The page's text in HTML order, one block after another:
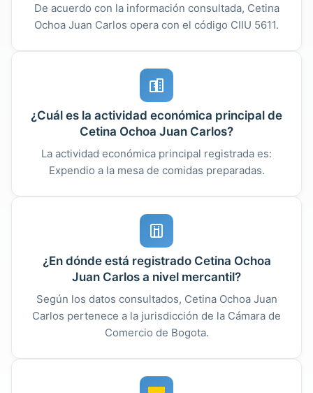
De acuerdo con la información consultada, Cetina
Ochoa Juan Carlos opera con el código CIIU 5611.
¿Cuál es la actividad económica principal de
Cetina Ochoa Juan Carlos?
La actividad económica principal registrada es:
Expendio a la mesa de comidas preparadas.
¿En dónde está registrado Cetina Ochoa
Juan Carlos a nivel mercantil?
Según los datos consultados, Cetina Ochoa Juan
Carlos pertenece a la jurisdicción de la Cámara de
Comercio de Bogota.